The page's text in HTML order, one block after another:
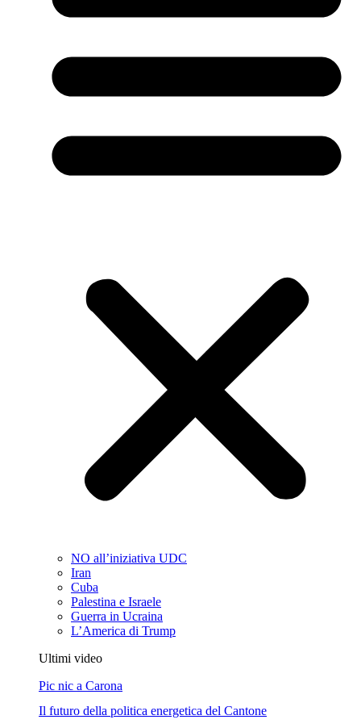
NO all’iniziativa UDC
Iran
Cuba
Palestina e Israele
Guerra in Ucraina
L’America di Trump
Ultimi video
Pic nic a Carona
Il futuro della politica energetica del Cantone